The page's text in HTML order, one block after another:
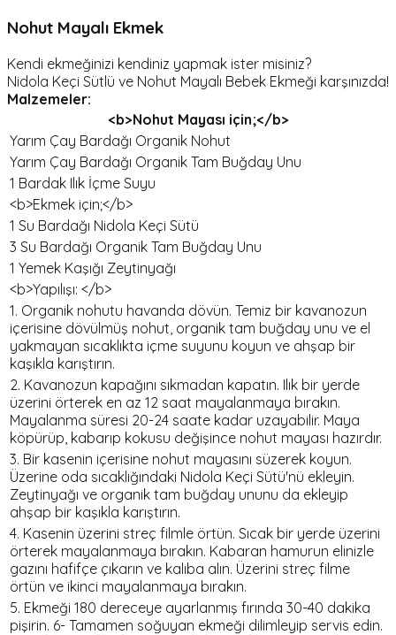
Nohut Mayalı Ekmek
Kendi ekmeğinizi kendiniz yapmak ister misiniz?
Nidola Keçi Sütlü ve Nohut Mayalı Bebek Ekmeği karşınızda!
Malzemeler:
<b>Nohut Mayası için;</b>
Yarım Çay Bardağı Organik Nohut
Yarım Çay Bardağı Organik Tam Buğday Unu
1 Bardak Ilık İçme Suyu
<b>Ekmek için;</b>
1 Su Bardağı Nidola Keçi Sütü
3 Su Bardağı Organik Tam Buğday Unu
1 Yemek Kaşığı Zeytinyağı
<b>Yapılışı: </b>
1. Organik nohutu havanda dövün. Temiz bir kavanozun
içerisine dövülmüş nohut, organik tam buğday unu ve el
yakmayan sıcaklıkta içme suyunu koyun ve ahşap bir
kaşıkla karıştırın.
2. Kavanozun kapağını sıkmadan kapatın. Ilık bir yerde
üzerini örterek en az 12 saat mayalanmaya bırakın.
Mayalanma süresi 20-24 saate kadar uzayabilir. Maya
köpürüp, kabarıp kokusu değişince nohut mayası hazırdır.
3. Bir kasenin içerisine nohut mayasını süzerek koyun.
Üzerine oda sıcaklığındaki Nidola Keçi Sütü'nü ekleyin.
Zeytinyağı ve organik tam buğday ununu da ekleyip
ahşap bir kaşıkla karıştırın.
4. Kasenin üzerini streç filmle örtün. Sıcak bir yerde üzerini
örterek mayalanmaya bırakın. Kabaran hamurun elinizle
gazını hafifçe çıkarın ve kalıba alın. Üzerini streç filme
örtün ve ikinci mayalanmaya bırakın.
5. Ekmeği 180 dereceye ayarlanmış fırında 30-40 dakika
pişirin. 6- Tamamen soğuyan ekmeği dilimleyip servis edin.